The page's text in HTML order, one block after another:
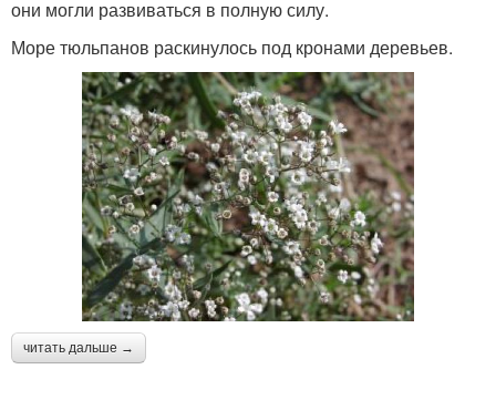
они могли развиваться в полную силу.
Море тюльпанов раскинулось под кронами деревьев.
читать дальше →